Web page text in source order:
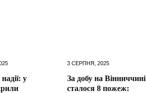
у
3 СЕРПНЯ, 2025
За добу на Вінниччині
сталося 8 пожеж: